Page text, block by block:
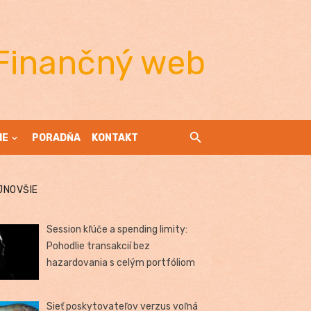
web
PORADŇA KONTAKT
Session kľúče a spending limity:
Pohodlie transakcií bez
hazardovania s celým portfóliom
Sieť poskytovateľov verzus voľná